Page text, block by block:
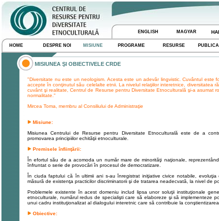
ENGLISH MAGYAR
HOME DESPRE NOI MISIUNE PROGRAME RESURSE
MISIUNEA ŞI OBIECTIVELE CRDE
"Diversitate nu este un neologism. Acesta este un adevăr lingvistic. Cuvântul este
accepte în conţinutul său celelalte etnii. La nivelul relaţiilor interetnice, diversitatea
cuvânt şi realitate, Centrul de Resurse pentru Diversitate Etnoculturală şi-a asumat
normalitate."
Mircea Toma, membru al Consiliului de Administraţie
Misiune:
Misiunea Centrului de Resurse pentru Diversitate Etnoculturală este de a
promovarea principiilor echităţii etnoculturale.
Premisele înfiinţării:
În efortul său de a acomoda un număr mare de minorităţi naţionale,
înfruntat o serie de provocări în procesul de democratizare.
În ciuda faptului că în ultimii ani s-au înregistrat iniţiative civice notabile,
măsură de existenţa practicilor discriminatorii şi de tratarea neadecvată, la nivel de
Problemele existente în acest domeniu includ lipsa unor soluţii instituţionale
etnoculturale, numărul redus de specialişti care să elaboreze şi să implementeze
unui cadru instituţionalizat al dialogului interetnic care să contribuie la
Obiective: